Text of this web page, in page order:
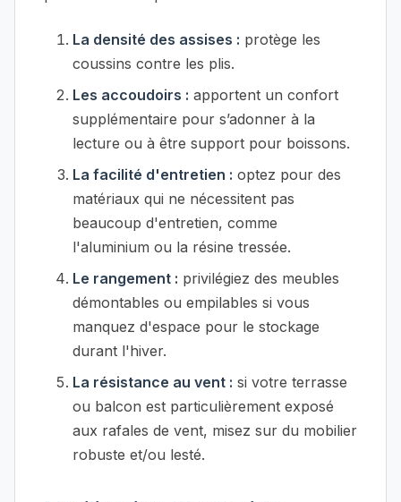
La densité des assises : protège les
coussins contre les plis.
Les accoudoirs : apportent un confort
supplémentaire pour s’adonner à la
lecture ou à être support pour boissons.
La facilité d'entretien : optez pour des
matériaux qui ne nécessitent pas
beaucoup d'entretien, comme
l'aluminium ou la résine tressée.
Le rangement : privilégiez des meubles
démontables ou empilables si vous
manquez d'espace pour le stockage
durant l'hiver.
La résistance au vent : si votre terrasse
ou balcon est particulièrement exposé
aux rafales de vent, misez sur du mobilier
robuste et/ou lesté.